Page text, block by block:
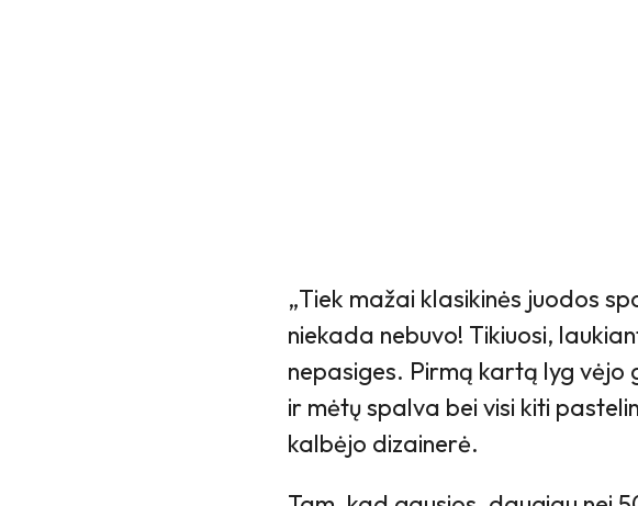
„Tiek mažai klasikinės juodos
niekada nebuvo! Tikiuosi,
nepasiges. Pirmą kartą lyg vėjo
ir mėtų spalva bei visi kiti
kalbėjo dizainerė.